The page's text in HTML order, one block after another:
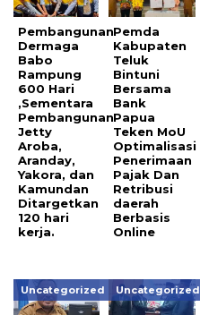
Pembangunan
Dermaga
Babo
Rampung
600 Hari
,Sementara
Pembangunan
Jetty
Aroba,
Aranday,
Yakora, dan
Kamundan
Ditargetkan
120 hari
kerja.
Pemda
Kabupaten
Teluk
Bintuni
Bersama
Bank
Papua
Teken MoU
Optimalisasi
Penerimaan
Pajak Dan
Retribusi
daerah
Berbasis
Online
Uncategorized Uncategorized